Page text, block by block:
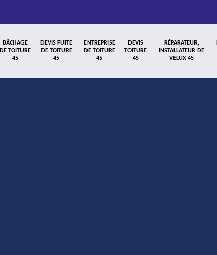
BÂCHAGE
DE TOITURE
45
DEVIS FUITE
DE TOITURE
45
ENTREPRISE
DE TOITURE
45
DEVIS
TOITURE
45
RÉPARATEUR,
INSTALLATEUR DE
VELUX 45